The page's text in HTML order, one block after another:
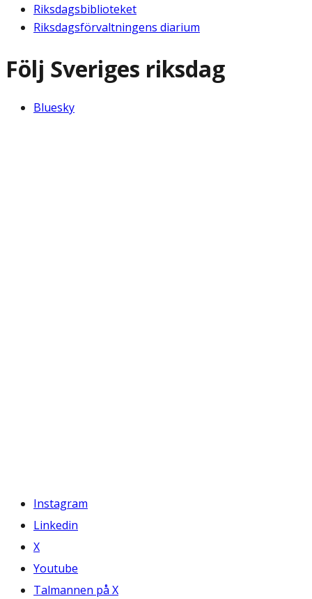
Riksdagsbiblioteket
Riksdagsförvaltningens diarium
Följ Sveriges riksdag
Bluesky
Instagram
Linkedin
X
Youtube
Talmannen på X